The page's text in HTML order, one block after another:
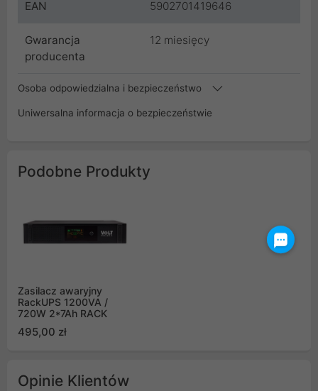
EAN 5902701419646
Gwarancja
producenta
12 miesięcy
Osoba odpowiedzialna i bezpieczeństwo
Uniwersalna informacja o bezpieczeństwie
Podobne Produkty
Zasilacz awaryjny
RackUPS 1200VA /
720W 2*7Ah RACK
495,00 zł
Opinie Klientów